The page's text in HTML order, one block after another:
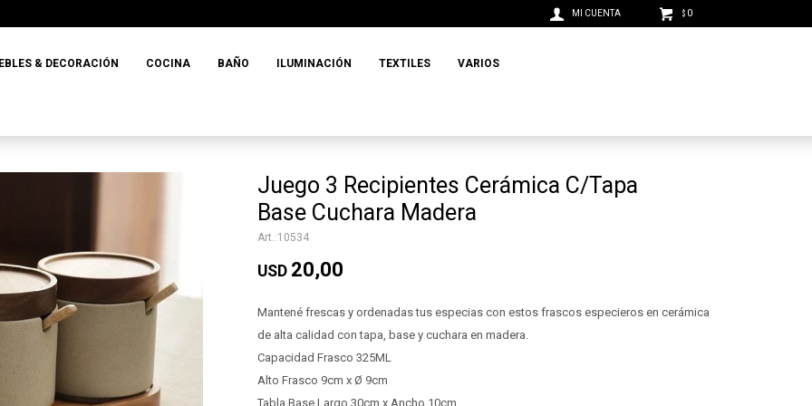
& DECORACIÓN COCINA BAÑO ILUMINACIÓN TEXTILES VARIOS
$ 0
Juego 3 Recipientes Cerámica C/Tapa
Base Cuchara Madera
10534
USD 20,00
Mantené frescas y ordenadas tus especias con estos frascos especieros en cerámica
de alta calidad con tapa, base y cuchara en madera.
Capacidad Frasco 325ML
Alto Frasco 9cm x Ø 9cm
Tabla Base Largo 30cm x Ancho 10cm